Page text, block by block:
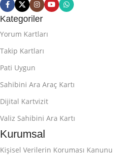
Kategoriler
Yorum Kartları
Takip Kartları
Pati Uygun
Sahibini Ara Araç Kartı
Dijital Kartvizit
Valiz Sahibini Ara Kartı
Kurumsal
Kişisel Verilerin Koruması Kanunu